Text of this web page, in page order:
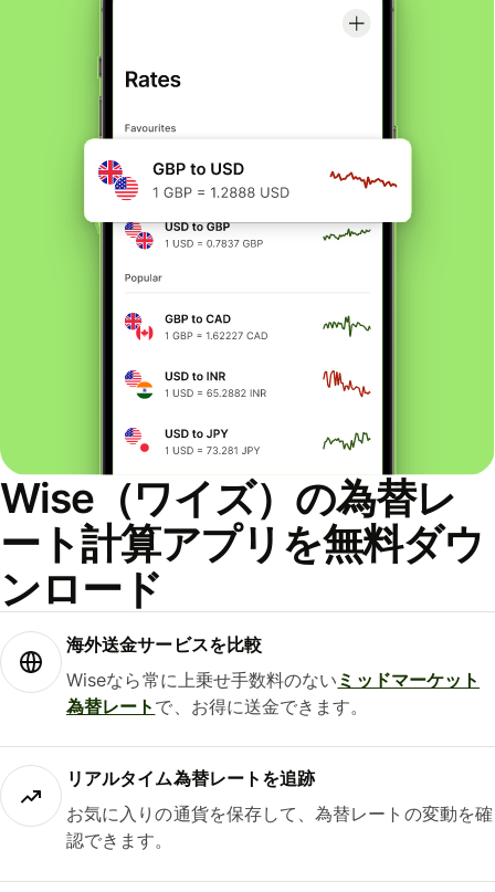
Wise（ワイズ）の為替レ
ート計算アプリを無料ダウ
ンロード
海外送金サービスを比較
Wiseなら常に上乗せ手数料のない ミッドマーケット
為替レート で、お得に送金できます。
リアルタイム為替レートを追跡
お気に入りの通貨を保存して、為替レートの変動を確
認できます。